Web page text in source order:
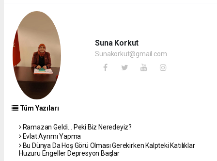
Suna Korkut
Sunakorkut@gmail.com
Tüm Yazıları
Ramazan Geldi… Peki Biz Neredeyiz?
Evlat Ayrımı Yapma
Bu Dünya Da Hoş Görü Olması Gerekirken Kalpteki Katılıklar
Huzuru Engeller Depresyon Başlar